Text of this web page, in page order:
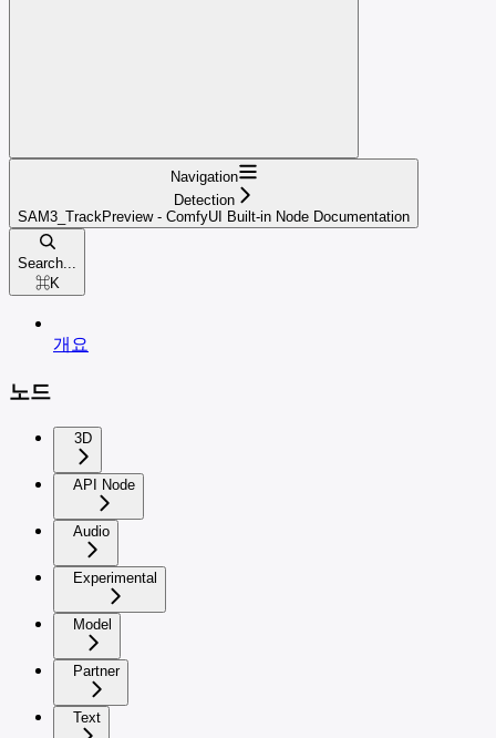
Navigation
Detection
SAM3_TrackPreview - ComfyUI Built-in Node Documentation
Search...
⌘K
개요
노드
3D
API Node
Audio
Experimental
Model
Partner
Text